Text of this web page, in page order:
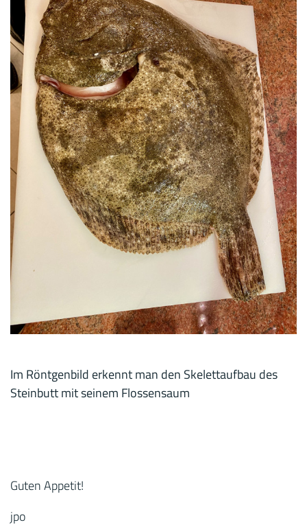
Im Röntgenbild erkennt man den Skelettaufbau des
Steinbutt mit seinem Flossensaum
Guten Appetit!
jpo